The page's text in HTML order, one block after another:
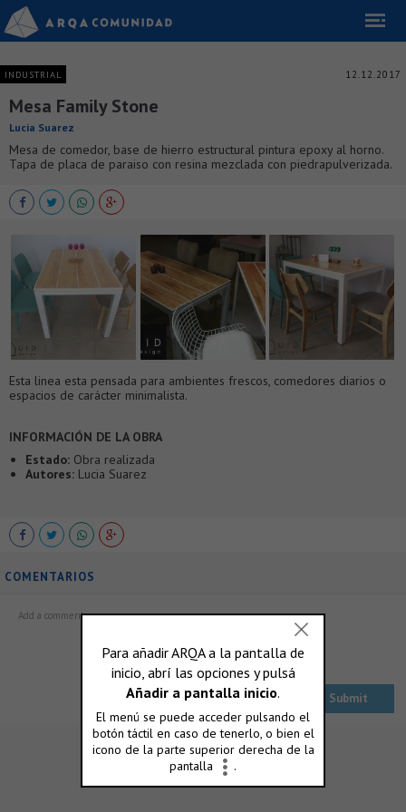
INDUSTRIAL 12.12.2017
Mesa Family Stone
Lucia Suarez
Mesa de comedor, base de hierro estructural pintura epoxy al horno.
Tapa de placa de paraiso con resina mezclada con piedrapulverizada.
Esta linea esta pensada para ambientes frescos, comedores diarios o
espacios de carácter minimalista.
INFORMACIÓN DE LA OBRA
Estado: Obra realizada
Autores: Lucia Suarez
COMENTARIOS
ó accedé con